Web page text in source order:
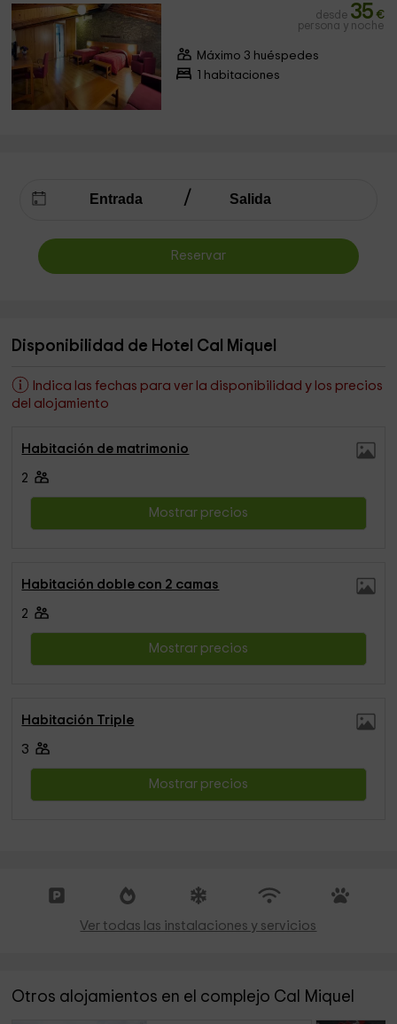
desde 35 €
persona y noche
Máximo 3 huéspedes
1 habitaciones
Reservar
Disponibilidad de Hotel Cal Miquel
Indica las fechas para ver la disponibilidad y los precios
del alojamiento
Habitación de matrimonio
2
Mostrar precios
Habitación doble con 2 camas
2
Mostrar precios
Habitación Triple
3
Mostrar precios
Ver todas las instalaciones y servicios
Otros alojamientos en el complejo Cal Miquel